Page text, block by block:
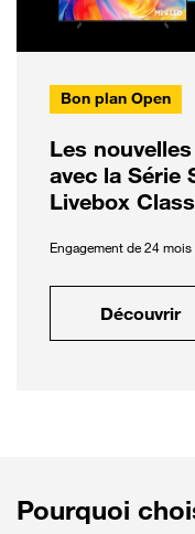
Bon plan Open
Les nouvelles
avec la Série
Livebox
Engagement de 24
Découvrir
Pourquoi